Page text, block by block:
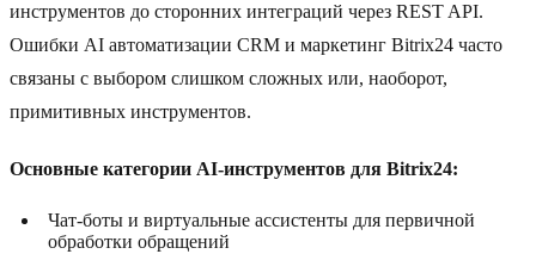
инструментов до сторонних интеграций через REST API.
Ошибки AI автоматизации CRM и маркетинг Bitrix24 часто
связаны с выбором слишком сложных или, наоборот,
примитивных инструментов.
Основные категории AI-инструментов для Bitrix24:
Чат-боты и виртуальные ассистенты для первичной
обработки обращений